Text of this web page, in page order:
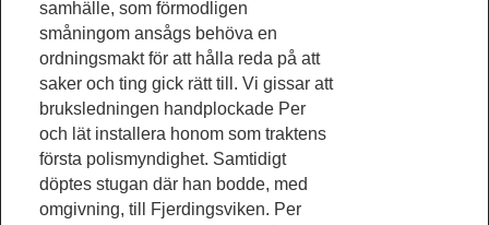
samhälle, som förmodligen
småningom ansågs behöva en
ordningsmakt för att hålla reda på att
saker och ting gick rätt till. Vi gissar att
bruksledningen handplockade Per
och lät installera honom som traktens
första polismyndighet. Samtidigt
döptes stugan där han bodde, med
omgivning, till Fjerdingsviken. Per